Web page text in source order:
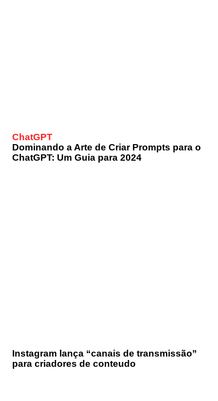
ChatGPT
Dominando a Arte de Criar Prompts para o
ChatGPT: Um Guia para 2024
Instagram lança “canais de transmissão”
para criadores de conteudo